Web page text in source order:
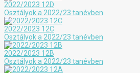
2022/2023 12D
Osztályok a 2022/23 tanévben
2022/2023 12C
Osztályok a 2022/23 tanévben
2022/2023 12B
Osztályok a 2022/23 tanévben